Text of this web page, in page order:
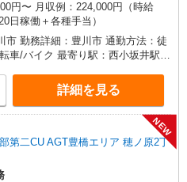
円〜 月収例：224,000円（時給
日稼働＋各種手当）
市 勤務詳細：豊川市 通勤方法：徒
車/バイク 最寄り駅：西小坂井駅か
歩17分・車3分・自転車5分
詳細を見る
第二CU AGT豊橋エリア 穂ノ原2丁
NEW